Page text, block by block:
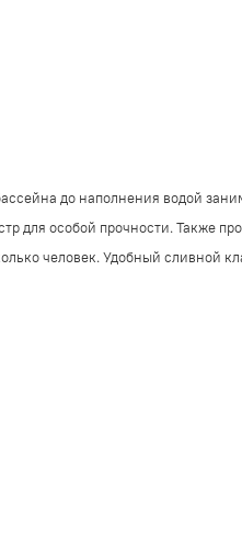
до наполнения водой
для особой прочности. Также
человек. Удобный сливной